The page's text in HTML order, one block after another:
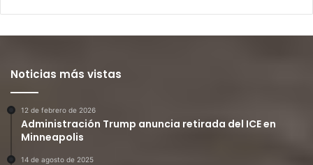
Noticias más vistas
12 de febrero de 2026
Administración Trump anuncia retirada del ICE en
Minneapolis
14 de agosto de 2025